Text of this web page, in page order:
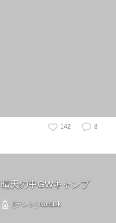
142 8
晴天の中GWキャンプ
[テント] Nordisk